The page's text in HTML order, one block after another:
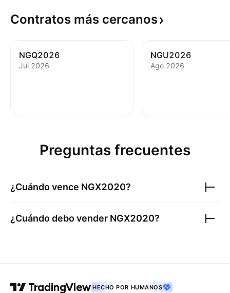
Contratos más cercanos
NGQ2026
Jul 2026
NGU2026
Ago 2026
Preguntas frecuentes
¿Cuándo vence NGX2020?
¿Cuándo debo vender NGX2020?
HECHO POR HUMANOS